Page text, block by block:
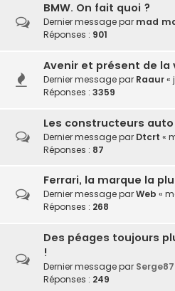
BMW. On fait quoi ?
Dernier message par mad
Réponses : 901
Avenir et présent de
Dernier message par Raaur«
Réponses : 3359
Les constructeurs
Dernier message par Dtcrt «
Réponses : 87
Ferrari, la marque la
Dernier message parWeb «
Réponses : 268
Des péages toujours
!
Dernier message par Serge87
Réponses : 249